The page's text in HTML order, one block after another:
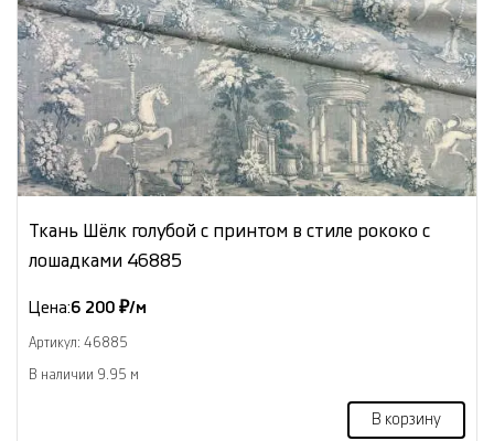
Ткань Шёлк голубой с принтом в стиле рококо с
лошадками 46885
Цена:6 200 ₽/м
Артикул: 46885
В наличии 9.95 м
В корзину